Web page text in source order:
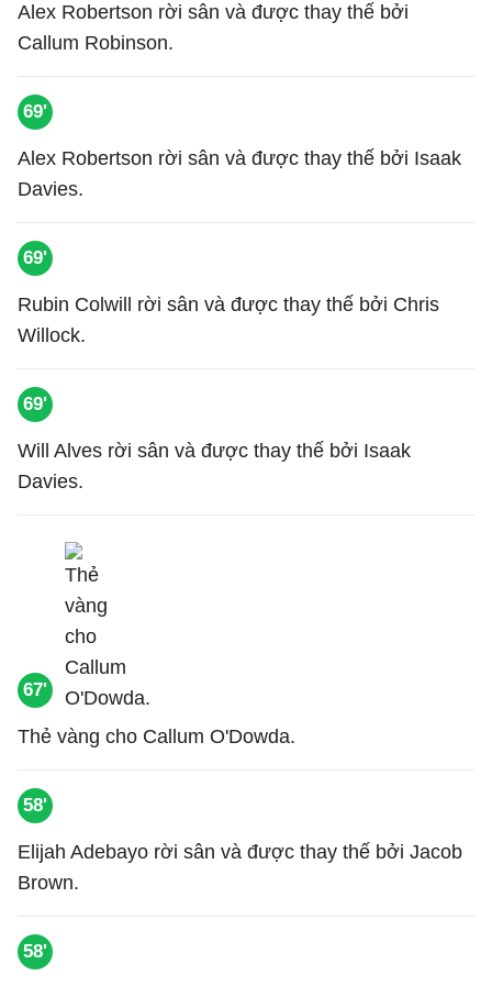
Alex Robertson rời sân và được thay thế bởi
Callum Robinson.
69'
Alex Robertson rời sân và được thay thế bởi Isaak
Davies.
69'
Rubin Colwill rời sân và được thay thế bởi Chris
Willock.
69'
Will Alves rời sân và được thay thế bởi Isaak
Davies.
67'
Thẻ vàng cho Callum O'Dowda.
58'
Elijah Adebayo rời sân và được thay thế bởi Jacob
Brown.
58'